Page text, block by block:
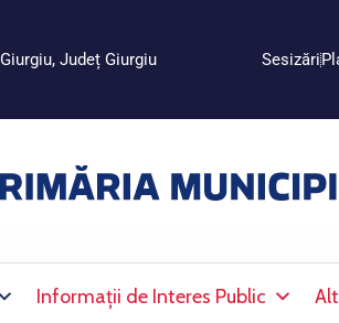
Județ Giurgiu Sesizări
Informații de Interes Public